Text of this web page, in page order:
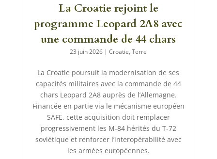
La Croatie rejoint le
programme Leopard 2A8 avec
une commande de 44 chars
23 juin 2026 |Croatie,Terre
La Croatie poursuit la modernisation de ses
capacités militaires avec la commande de 44
chars Leopard 2A8 auprès de l’Allemagne.
Financée en partie via le mécanisme européen
SAFE, cette acquisition doit remplacer
progressivement les M-84 hérités du T-72
soviétique et renforcer l’interopérabilité avec
les armées européennes.